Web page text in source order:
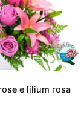
e lilium rosa